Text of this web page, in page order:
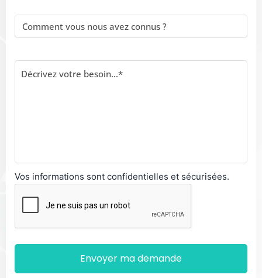
Vos informations sont confidentielles et sécurisées.